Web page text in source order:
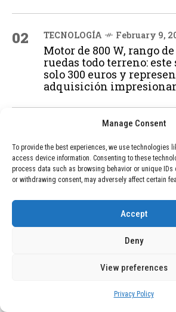
Manage Consent
To provide the best experiences, we use technologies
access device information. Consenting to these
process data such as browsing behavior or unique IDs
or withdrawing consent, may adversely affect certain
Accept
Deny
View preferences
Privacy Policy
02 TECNOLOGÍA February 9,
Motor de 800 W, rango
ruedas todo terreno:
solo 300 euros y
adquisición
December 24, 2025
GAME se Une a la Oferta
Geolocalizadas,
2026
December 24, 2025
Devastadora Explosión
de Ancianos de
Menos Dos Víctimas